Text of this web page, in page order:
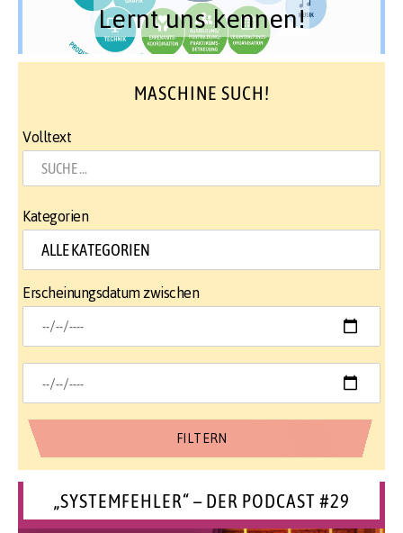
Lernt uns kennen!
MASCHINE SUCH!
Volltext
Kategorien
Erscheinungsdatum zwischen
„SYSTEMFEHLER“ – DER PODCAST #29